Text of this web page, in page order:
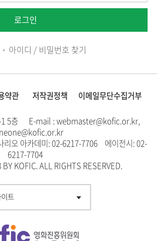
로그인
아이디 / 비밀번호 찾기
약관 저작권정책 이메일무단수집거부
1 5층 E-mail : webmaster@kofic.or.kr,
오 아카데미: 02-6217-7706 에이전시: 02-
6217-7704
KOFIC. ALL RIGHTS RESERVED.
트